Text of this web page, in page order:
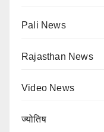
Pali News
Rajasthan News
Video News
ज्योतिष